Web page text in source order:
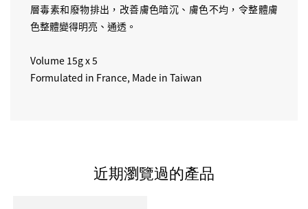
層毒素和廢物排出，改善膚色暗沉、膚色不均，令整體膚
色整體變得明亮、通透。
Volume 15g x 5
Formulated in France, Made in Taiwan
近期瀏覽過的產品